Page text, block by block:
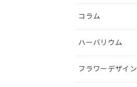
コラム
ハーバリウム
フラワーデザイン